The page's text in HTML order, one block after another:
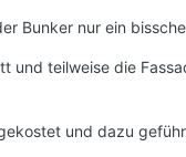
Bunker nur ein
und teilweise die
und dazu